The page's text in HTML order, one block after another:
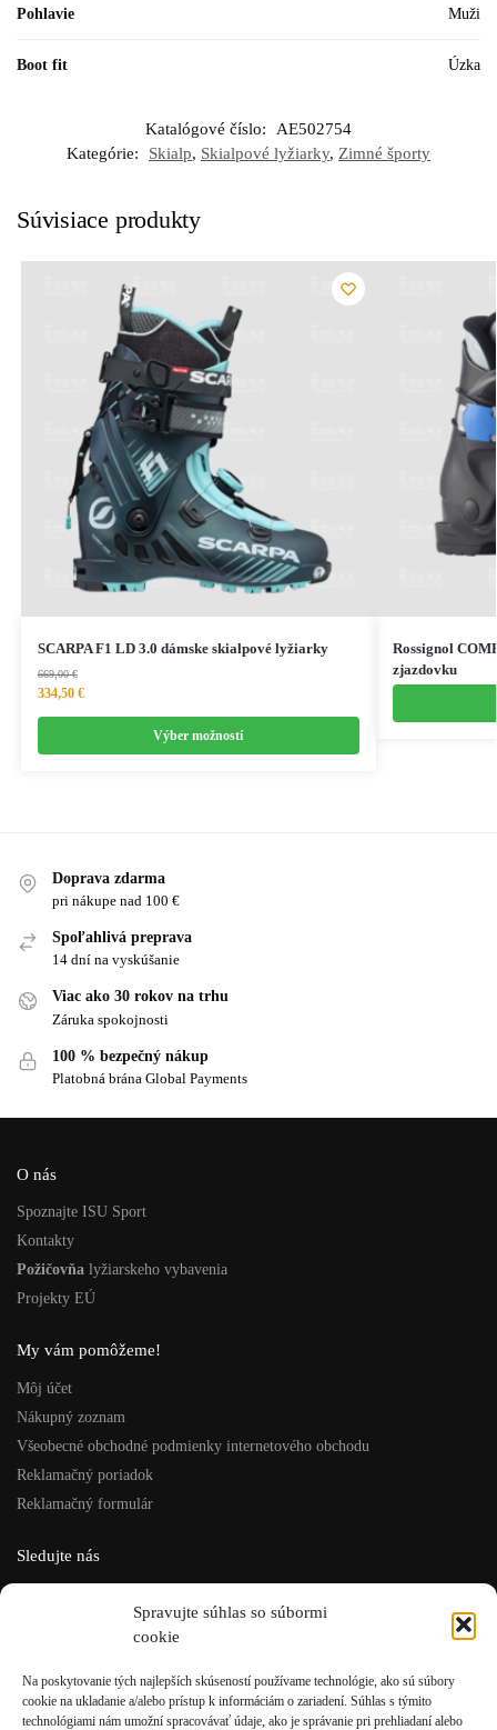
Spravujte súhlas so súbormi
cookie
Na poskytovanie tých najlepších skúseností používame technológie, ako sú súbory
cookie na ukladanie a/alebo prístup k informáciám o zariadení. Súhlas s týmito
technológiami nám umožní spracovávať údaje, ako je správanie pri prehliadaní alebo
Pohlavie Muži
Boot fit Úzka
Katalógové číslo:
AE502754
Kategórie:
Skialp, Skialpové lyžiarky, Zimné športy
Súvisiace produkty
SCARPA F1 LD 3.0 dámske skialpové lyžiarky
669,00€
334,50 €
Výber možností
Rossignol
zjazdovku
Doprava zdarma
pri nákupe nad 100 €
Spoľahlivá preprava
14 dní na vyskúšanie
Viac ako 30 rokov na trhu
Záruka spokojnosti
100 % bezpečný nákup
Platobná brána Global Payments
O nás
Spoznajte ISU Sport
Kontakty
Požičovňa lyžiarskeho vybavenia
Projekty EÚ
My vám pomôžeme!
Môj účet
Nákupný zoznam
Všeobecné obchodné podmienky internetového obchodu
Reklamačný poriadok
Reklamačný formulár
Sledujte nás
ISU šport, s.r.o.
Rázusova 4, Brezno